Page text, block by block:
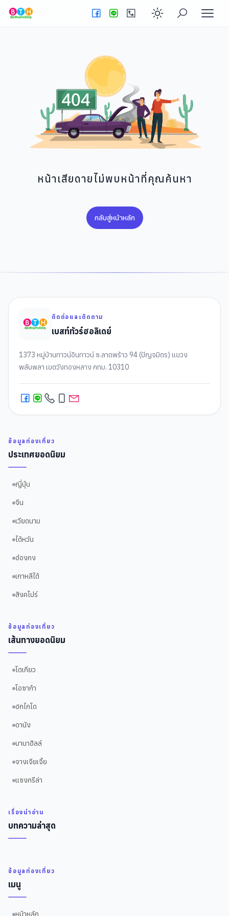
Enable dark
หน้าเสียดายไม่พบหน้าที่คุณค้นหา
กลับสู่หน้าหลัก
ติดต่อและติดตาม
เบสท์ทัวร์ฮอลิเดย์
1373 หมู่บ้านทาวน์อินทาวน์ ซ.ลาดพร้าว 94 (ปัญจมิตร) แขวง
พลับพลา เขตวังทองหลาง กทม. 10310
ข้อมูลท่องเที่ยว
ประเทศยอดนิยม
ญี่ปุ่น
จีน
เวียดนาม
ไต้หวัน
ฮ่องกง
เกาหลีใต้
สิงคโปร์
ข้อมูลท่องเที่ยว
เส้นทางยอดนิยม
โตเกียว
โอซาก้า
ฮกไกโด
ดานัง
บานาฮิลล์
จางเจียเจี้ย
แซงกรีล่า
เรื่องน่าอ่าน
บทความล่าสุด
ข้อมูลท่องเที่ยว
เมนู
หน้าหลัก